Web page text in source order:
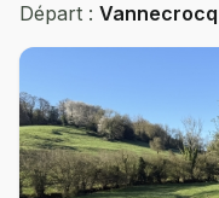
Départ : Vannecrocq